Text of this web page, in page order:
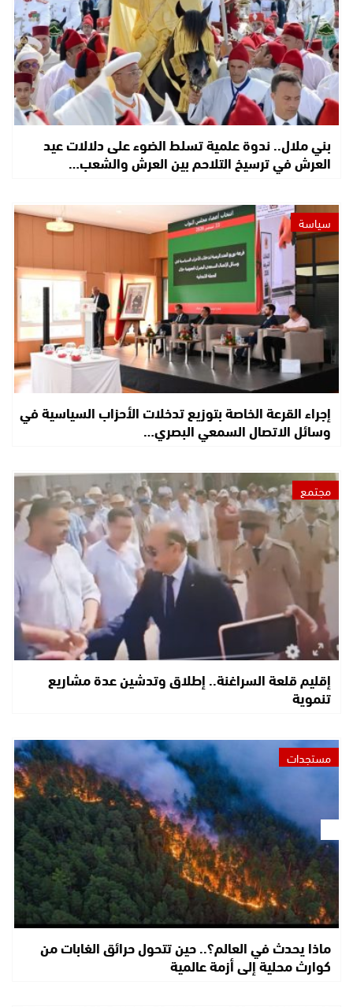
بني ملال.. ندوة علمية تسلط الضوء على دلالات عيد
العرش في ترسيخ التلاحم بين العرش والشعب…
سياسة
إجراء القرعة الخاصة بتوزيع تدخلات الأحزاب السياسية في
وسائل الاتصال السمعي البصري…
مجتمع
إقليم قلعة السراغنة.. إطلاق وتدشين عدة مشاريع
تنموية
مستجدات
ماذا يحدث في العالم؟.. حين تتحول حرائق الغابات من
كوارث محلية إلى أزمة عالمية